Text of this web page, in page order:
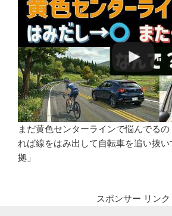
まだ黄色センターラインで悩んでる
れば線をはみ出して自転車を追い抜
拠」
スポンサー リンク